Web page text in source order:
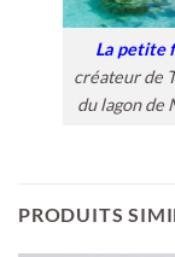
La petite
créateur de
du lagon de
PRODUITS